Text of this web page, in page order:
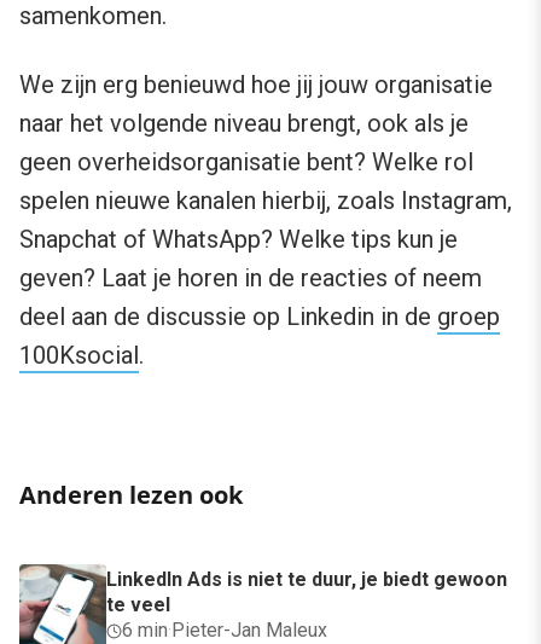
samenkomen.
We zijn erg benieuwd hoe jij jouw organisatie
naar het volgende niveau brengt, ook als je
geen overheidsorganisatie bent? Welke rol
spelen nieuwe kanalen hierbij, zoals Instagram,
Snapchat of WhatsApp? Welke tips kun je
geven? Laat je horen in de reacties of neem
deel aan de discussie op Linkedin in de groep
100Ksocial .
Anderen lezen ook
LinkedIn Ads is niet te duur, je biedt gewoon
te veel
6 min· Pieter-Jan Maleux